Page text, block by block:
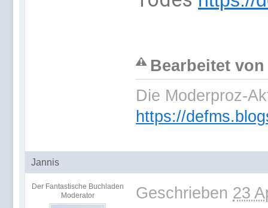
Bearbeitet von
Die Moderproz-
https://
Jannis
Der Fantastische Buchladen
Moderator
Geschrieben 23